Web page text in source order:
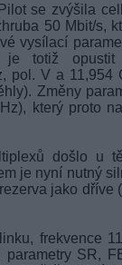
se zvýšila
50 Mbit/s,
vysílací
je totiž opustit
pol. V a 11,954
Změny
který proto
došlo u
je nyní nutný
jako dříve
frekvence
parametry SR,